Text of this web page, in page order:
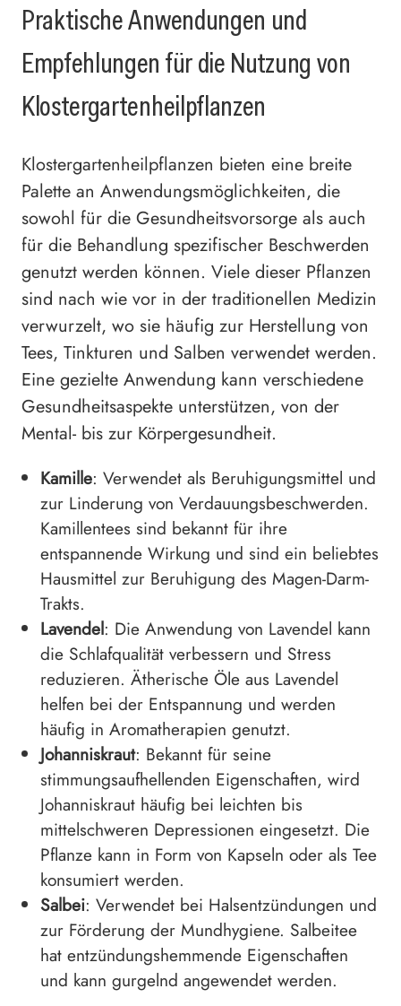
Praktische Anwendungen und
Empfehlungen für die Nutzung von
Klostergartenheilpflanzen
Klostergartenheilpflanzen bieten eine breite
Palette an Anwendungsmöglichkeiten, die
sowohl für die Gesundheitsvorsorge als auch
für die Behandlung spezifischer Beschwerden
genutzt werden können. Viele dieser Pflanzen
sind nach wie vor in der traditionellen Medizin
verwurzelt, wo sie häufig zur Herstellung von
Tees, Tinkturen und Salben verwendet werden.
Eine gezielte Anwendung kann verschiedene
Gesundheitsaspekte unterstützen, von der
Mental- bis zur Körpergesundheit.
Kamille: Verwendet als Beruhigungsmittel und
zur Linderung von Verdauungsbeschwerden.
Kamillentees sind bekannt für ihre
entspannende Wirkung und sind ein beliebtes
Hausmittel zur Beruhigung des Magen-Darm-
Trakts.
Lavendel: Die Anwendung von Lavendel kann
die Schlafqualität verbessern und Stress
reduzieren. Ätherische Öle aus Lavendel
helfen bei der Entspannung und werden
häufig in Aromatherapien genutzt.
Johanniskraut: Bekannt für seine
stimmungsaufhellenden Eigenschaften, wird
Johanniskraut häufig bei leichten bis
mittelschweren Depressionen eingesetzt. Die
Pflanze kann in Form von Kapseln oder als Tee
konsumiert werden.
Salbei: Verwendet bei Halsentzündungen und
zur Förderung der Mundhygiene. Salbeitee
hat entzündungshemmende Eigenschaften
und kann gurgelnd angewendet werden.